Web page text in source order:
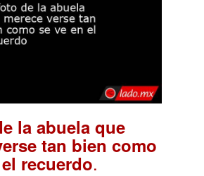
la abuela que
tan bien como
recuerdo.